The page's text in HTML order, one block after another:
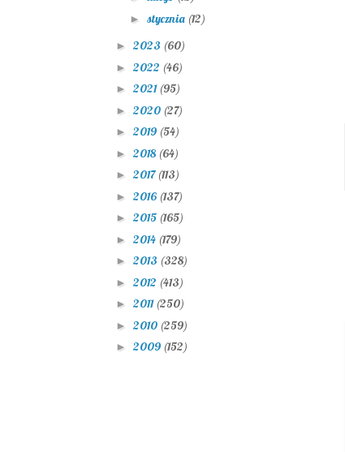
► stycznia (12)
► 2023 (60)
► 2022 (46)
► 2021 (95)
► 2020 (27)
► 2019 (54)
► 2018 (64)
► 2017(113)
► 2016 (137)
► 2015 (165)
► 2014 (179)
► 2013 (328)
► 2012 (413)
► 2011 (250)
► 2010 (259)
► 2009 (152)